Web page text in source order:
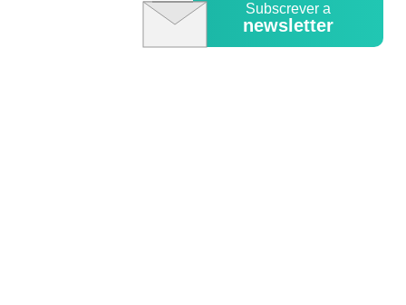
Subscrever a
newsletter